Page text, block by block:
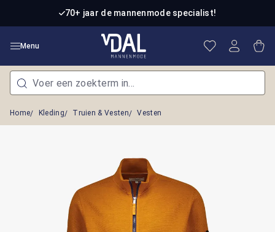
Ga naar de hoofdinhoud70+ jaar de mannenmode specialist!
Menu Je hebt 0
Home Kleding Truien & Vesten Vesten